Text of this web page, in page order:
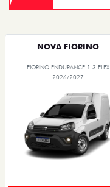
NOVA FIORINO
FIORINO ENDURANCE 1.3 FLEX
2026/2027